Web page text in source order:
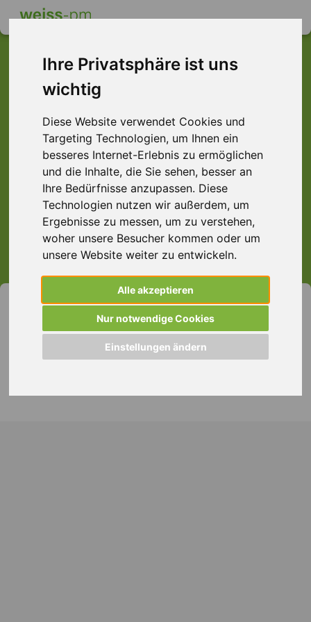
Ihre Privatsphäre ist uns
wichtig
Diese Website verwendet Cookies und
Targeting Technologien, um Ihnen ein
besseres Internet-Erlebnis zu ermöglichen
und die Inhalte, die Sie sehen, besser an
Ihre Bedürfnisse anzupassen. Diese
Technologien nutzen wir außerdem, um
Ergebnisse zu messen, um zu verstehen,
woher unsere Besucher kommen oder um
unsere Website weiter zu entwickeln.
Alle akzeptieren
Nur notwendige Cookies
Einstellungen ändern
Dieser Job ist leider
nicht mehr verfügbar ...
... aber vielleicht ist hier etwas dabei:
> Alle Jobs anzeigen.